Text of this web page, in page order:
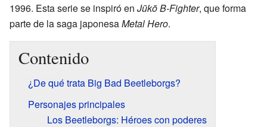
1996. Esta serie se inspiró en Jūkō B-Fighter, que forma
parte de la saga japonesaMetal Hero.
Contenido
¿De qué trata Big Bad Beetleborgs?
Personajes principales
Los Beetleborgs: Héroes con poderes